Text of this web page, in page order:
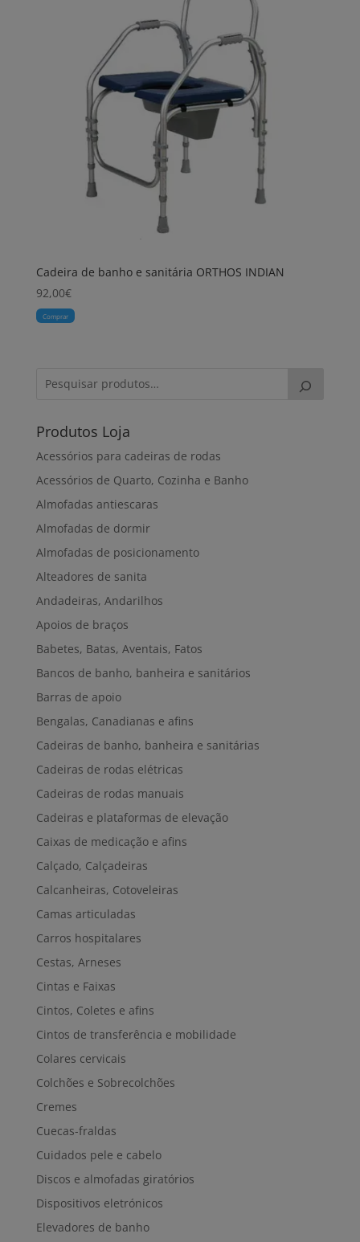
Cadeira de banho e sanitária ORTHOS INDIAN
92,00€
Comprar
Produtos Loja
Acessórios para cadeiras de rodas
Acessórios de Quarto, Cozinha e Banho
Almofadas antiescaras
Almofadas de dormir
Almofadas de posicionamento
Alteadores de sanita
Andadeiras, Andarilhos
Apoios de braços
Babetes, Batas, Aventais, Fatos
Bancos de banho, banheira e sanitários
Barras de apoio
Bengalas, Canadianas e afins
Cadeiras de banho, banheira e sanitárias
Cadeiras de rodas elétricas
Cadeiras de rodas manuais
Cadeiras e plataformas de elevação
Caixas de medicação e afins
Calçado, Calçadeiras
Calcanheiras, Cotoveleiras
Camas articuladas
Carros hospitalares
Cestas, Arneses
Cintas e Faixas
Cintos, Coletes e afins
Cintos de transferência e mobilidade
Colares cervicais
Colchões e Sobrecolchões
Cremes
Cuecas-fraldas
Cuidados pele e cabelo
Discos e almofadas giratórios
Dispositivos eletrónicos
Elevadores de banho